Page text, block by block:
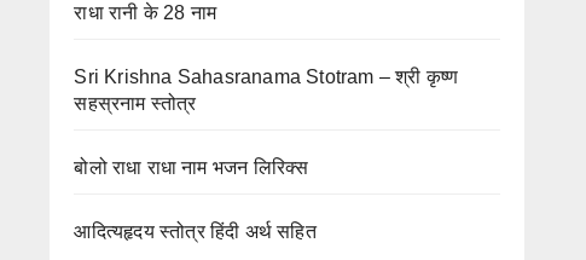
राधा रानी के 28 नाम
Sri Krishna Sahasranama Stotram – श्री कृष्ण
सहस्रनाम स्तोत्र
बोलो राधा राधा नाम भजन लिरिक्स
आदित्यहृदय स्तोत्र हिंदी अर्थ सहित